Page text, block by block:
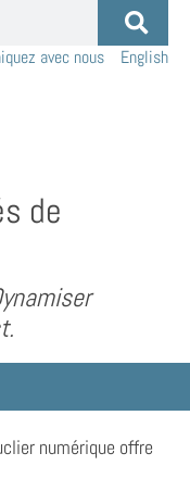
avec nous English
de
numérique offre